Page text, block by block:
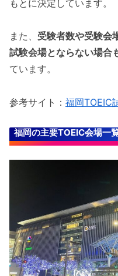
もとに決定しています。
また、 受験者数や受験会
試験会場とならない場合
ています。
参考サイト： 福岡TOEIC
福岡の主要TOEIC会場一